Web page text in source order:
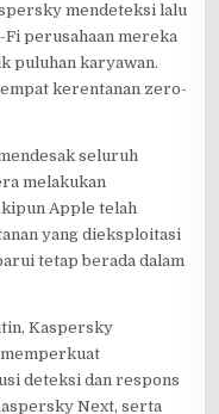
mendeteksi lalu
perusahaan mereka
puluhan karyawan.
kerentanan zero-
seluruh
melakukan
Apple telah
yang dieksploitasi
tetap berada dalam
Kaspersky
deteksi dan respons
Next, serta